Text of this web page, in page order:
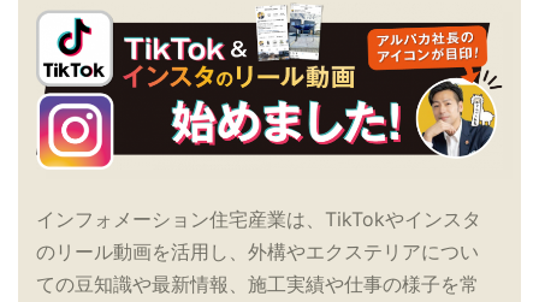
インフォメーション住宅産業は、TikTokやインスタ
のリール動画を活用し、外構やエクステリアについ
ての豆知識や最新情報、施工実績や仕事の様子を常